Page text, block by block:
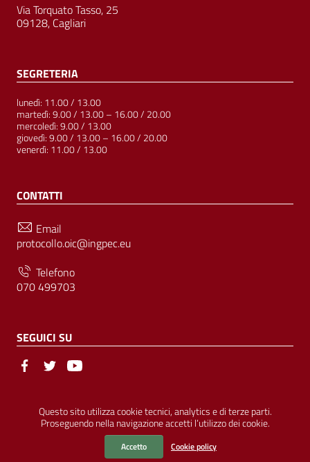
Questo sito utilizza cookie tecnici, analytics e di terze parti.
Proseguendo nella navigazione accetti l’utilizzo dei cookie.
Accetto Cookie policy
Via Torquato Tasso, 25
09128, Cagliari
SEGRETERIA
lunedì: 11.00 / 13.00
martedì: 9.00 / 13.00 – 16.00 / 20.00
mercoledì: 9.00 / 13.00
giovedì: 9.00 / 13.00 – 16.00 / 20.00
venerdì: 11.00 / 13.00
CONTATTI
Email
protocollo.oic@ingpec.eu
Telefono
070 499703
SEGUICI SU
Sezione Link Utili
© Ordine degli Ingegneri della Provincia di Cagliari | P.IVA
00458800927 |Amministrazione Trasparente | Pubblicità Legale
Accessibilità